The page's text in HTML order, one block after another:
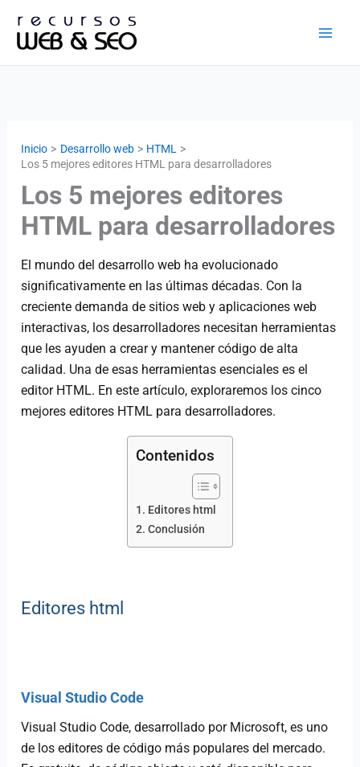
Inicio Desarrollo web
HTML
Los 5 mejores editores HTML para desarrolladores
Los 5 mejores editores
HTML para desarrolladores
El mundo del desarrollo web ha evolucionado
significativamente en las últimas décadas. Con la
creciente demanda de sitios web y aplicaciones web
interactivas, los desarrolladores necesitan herramientas
que les ayuden a crear y mantener código de alta
calidad. Una de esas herramientas esenciales es el
editor HTML. En este artículo, exploraremos los cinco
mejores editores HTML para desarrolladores.
Contenidos
Editores html
Conclusión
Editores html
Visual Studio Code
Visual Studio Code, desarrollado por Microsoft, es uno
de los editores de código más populares del mercado.